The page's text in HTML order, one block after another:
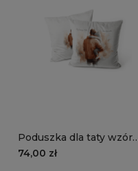
Poduszka dla taty wzór
DT18 | ojciec z dzieckiem
74,00 zł